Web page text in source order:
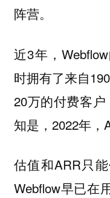
阵营。
近3年，
时拥有了来自
20万的付费客户
知是，2022年，
估值和ARR只
Webflow早已在